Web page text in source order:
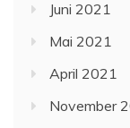
Juni 2021
Mai 2021
April 2021
November